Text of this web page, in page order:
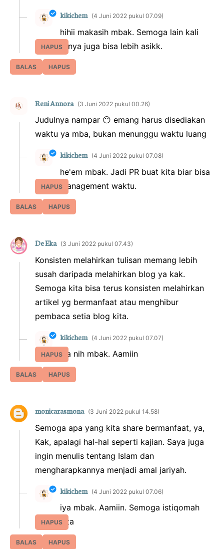
BALAS HAPUS
kikichem 4 Juni 2022 pukul 07.09
hihii makasih mbak. Semoga lain kali
isinya juga bisa lebih asikk.
HAPUS
Reni Annora 3 Juni 2022 pukul 00.26
Judulnya nampar 😶 emang harus disediakan
waktu ya mba, bukan menunggu waktu luang
BALAS HAPUS
kikichem 4 Juni 2022 pukul 07.08
he'em mbak. Jadi PR buat kita biar bisa
management waktu.
HAPUS
De Eka 3 Juni 2022 pukul 07.43
Konsisten melahirkan tulisan memang lebih
susah daripada melahirkan blog ya kak.
Semoga kita bisa terus konsisten melahirkan
artikel yg bermanfaat atau menghibur
pembaca setia blog kita.
BALAS HAPUS
kikichem 4 Juni 2022 pukul 07.07
Iya nih mbak. Aamiin
HAPUS
monicarasmona 3 Juni 2022 pukul 14.58
Semoga apa yang kita share bermanfaat, ya,
Kak, apalagi hal-hal seperti kajian. Saya juga
ingin menulis tentang Islam dan
mengharapkannya menjadi amal jariyah.
BALAS HAPUS
kikichem 4 Juni 2022 pukul 07.06
iya mbak. Aamiin. Semoga istiqomah
kita
HAPUS